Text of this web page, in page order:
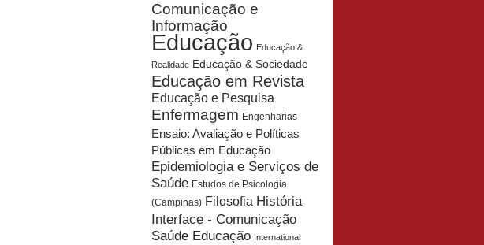
Comunicação e
Informação
Educação Educação &
Realidade Educação & Sociedade
Educação em Revista
Educação e Pesquisa
Enfermagem Engenharias
Ensaio: Avaliação e Políticas
Públicas em Educação
Epidemiologia e Serviços de
Saúde Estudos de Psicologia
(Campinas) Filosofia História
Interface - Comunicação
Saúde Educação International